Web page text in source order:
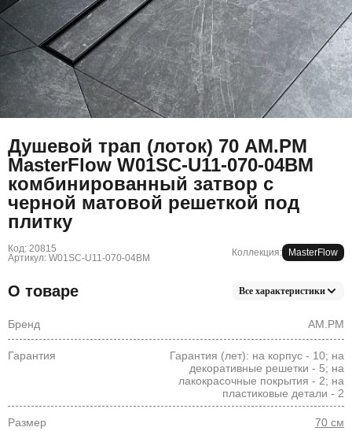
Душевой трап (лоток) 70 AM.PM
MasterFlow W01SC-U11-070-04BM
комбинированный затвор с
черной матовой решеткой под
плитку
Код: 20815
Артикул: W01SC-U11-070-04BM
Коллекция: MasterFlow
О товаре Все характеристики
Бренд AM.PM
Гарантия
Гарантия (лет): на корпус - 10; на
декоративные решетки - 5; на
лакокрасочные покрытия - 2; на
пластиковые детали - 2
Размер 70 см